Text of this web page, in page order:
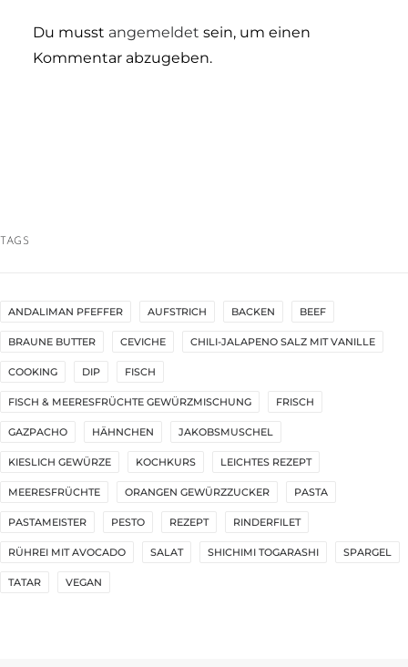
Du musst angemeldet sein, um einen
Kommentar abzugeben.
TAGS
ANDALIMAN PFEFFER AUFSTRICH BACKEN BEEF
BRAUNE BUTTER CEVICHE CHILI-JALAPENO SALZ MIT VANILLE
COOKING DIP FISCH
FISCH & MEERESFRÜCHTE GEWÜRZMISCHUNG FRISCH
GAZPACHO HÄHNCHEN JAKOBSMUSCHEL
KIESLICH GEWÜRZE KOCHKURS LEICHTES REZEPT
MEERESFRÜCHTE ORANGEN GEWÜRZZUCKER PASTA
PASTAMEISTER PESTO REZEPT RINDERFILET
RÜHREI MIT AVOCADO SALAT SHICHIMI TOGARASHI SPARGEL
TATAR VEGAN